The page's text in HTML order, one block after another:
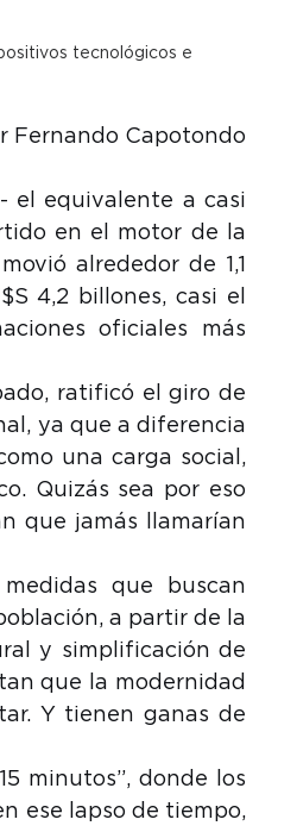
tecnológicos e
Fernando Capotondo
el equivalente a casi
en el motor de la
alrededor de 1,1
4,2 billones, casi el
oficiales más
ratificó el giro de
ya que a diferencia
una carga social,
Quizás sea por eso
que jamás llamarían
que buscan
a partir de la
y simplificación de
que la modernidad
Y tienen ganas de
minutos”, donde los
ese lapso de tiempo,